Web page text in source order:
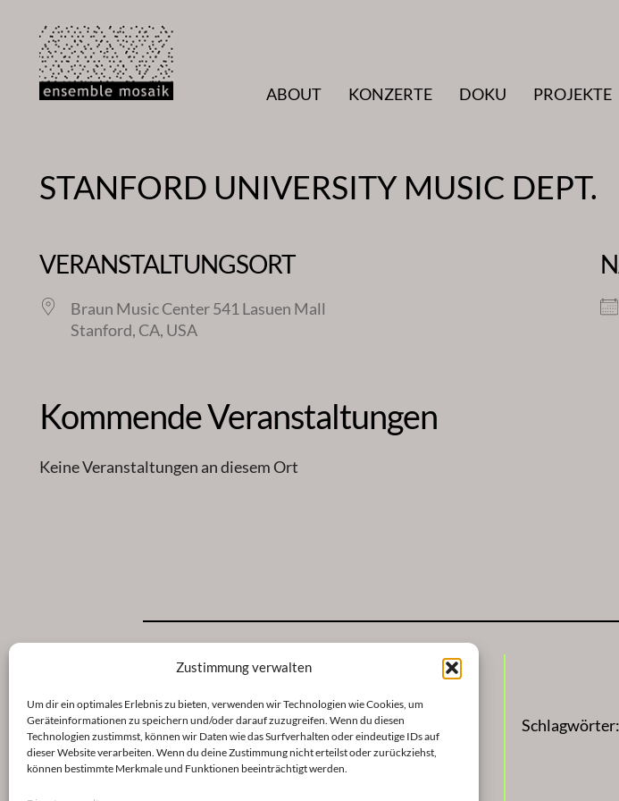
Zustimmung verwalten
Um dir ein optimales Erlebnis zu bieten, verwenden wir Technologien wie Cookies, um
Geräteinformationen zu speichern und/oder darauf zuzugreifen. Wenn du diesen
Technologien zustimmst, können wir Daten wie das Surfverhalten oder eindeutige IDs auf
dieser Website verarbeiten. Wenn du deine Zustimmung nicht erteilst oder zurückziehst,
können bestimmte Merkmale und Funktionen beeinträchtigt werden.
Inhalt
springen
ABOUT
KONZERTE DOKU PROJEKTE
STANFORD UNIVERSITY MUSIC DEPT.
VERANSTALTUNGSORT
Braun Music Center 541 Lasuen Mall
Stanford, CA, USA
Kommende Veranstaltungen
Keine Veranstaltungen an diesem Ort
Veröffentlicht 4. Januar 2026 in
von Christina Gießmann
Schlagwörter: